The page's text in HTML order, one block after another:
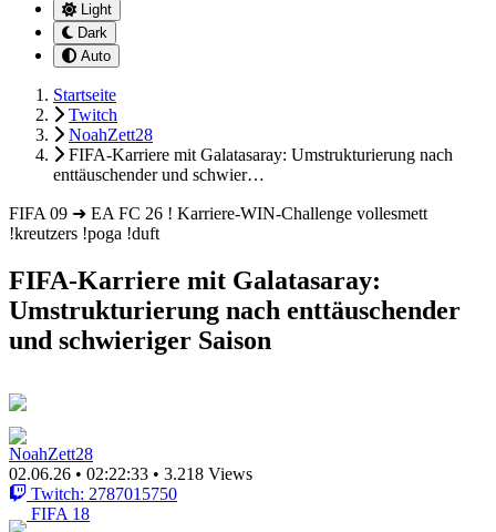
Light
Dark
Auto
Startseite
Twitch
NoahZett28
FIFA-Karriere mit Galatasaray: Umstrukturierung nach
enttäuschender und schwier…
FIFA 09 ➜ EA FC 26 ! Karriere-WIN-Challenge vollesmett
!kreutzers !poga !duft
FIFA-Karriere mit Galatasaray:
Umstrukturierung nach enttäuschender
und schwieriger Saison
NoahZett28
02.06.26 • 02:22:33 • 3.218 Views
Twitch: 2787015750
FIFA 18